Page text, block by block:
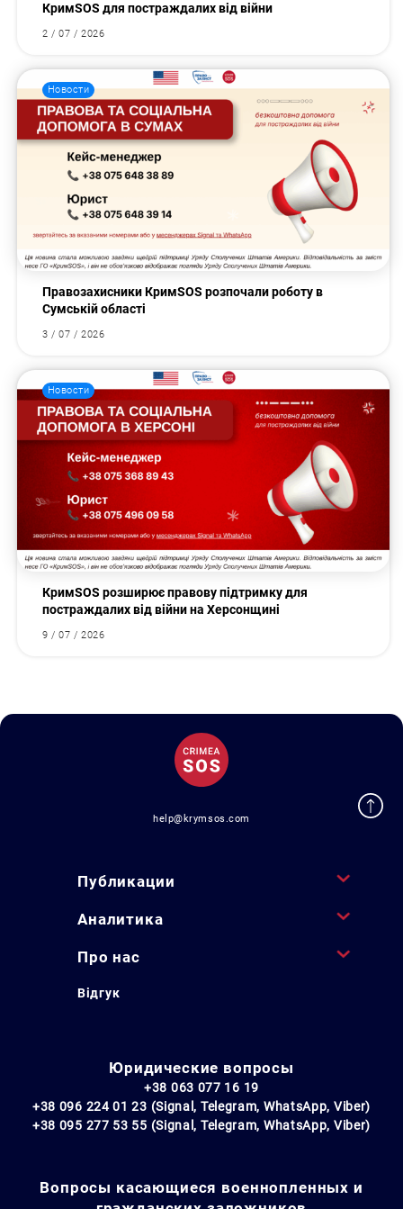
КримSOS для постраждалих від війни
2 / 07 / 2026
Новости
Правозахисники КримSOS розпочали роботу в
Сумській області
3 / 07 / 2026
Новости
КримSOS розширює правову підтримку для
постраждалих від війни на Херсонщині
9 / 07 / 2026
help@krymsos.com
Публикации
Аналитика
Про нас
Відгук
Юридические вопросы
+38 063 077 16 19
+38 096 224 01 23 (Signal, Telegram, WhatsApp, Viber)
+38 095 277 53 55 (Signal, Telegram, WhatsApp, Viber)
Вопросы касающиеся военнопленных и